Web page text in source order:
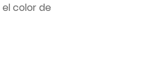
color de